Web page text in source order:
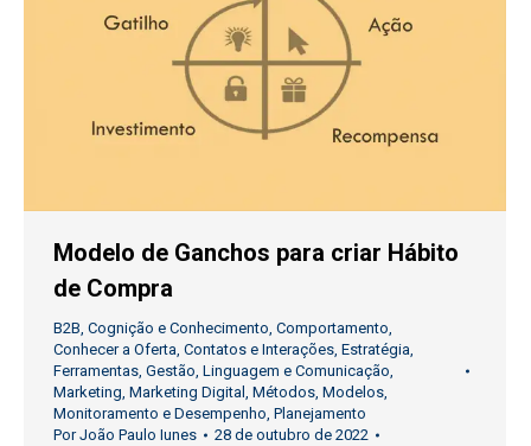
Modelo de Ganchos para criar Hábito
de Compra
B2B, Cognição e Conhecimento, Comportamento,
Conhecer a Oferta, Contatos e Interações, Estratégia,
Ferramentas, Gestão, Linguagem e Comunicação,
Marketing, Marketing Digital , Métodos, Modelos,
Monitoramento e Desempenho, Planejamento
PorJoão Paulo Iunes
28 de outubro de 2022